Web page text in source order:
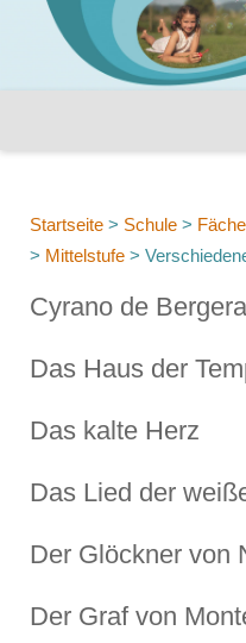
Startseite > Schule >
> Mittelstufe >
Cyrano de
Das Haus der
Das kalte Herz
Das Lied der
Der Glöckner von
Der Graf von